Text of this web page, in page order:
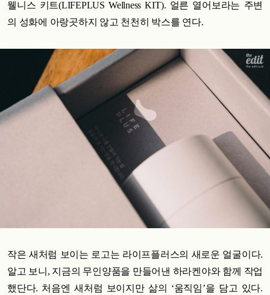
웰니스 키트(LIFEPLUS Wellness KIT). 얼른 열어보라는 주변
의 성화에 아랑곳하지 않고 천천히 박스를 연다.
작은 새처럼 보이는 로고는 라이프플러스의 새로운 얼굴이다.
알고 보니, 지금의 무인양품을 만들어낸 하라켄야와 함께 작업
했단다. 처음엔 새처럼 보이지만 삶의 ‘움직임’을 담고 있다.